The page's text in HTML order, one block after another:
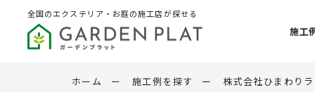
全国のエクステリア・お庭の施工店が探せる
施工
ホーム ー 施工例を探す ー 株式会社ひまわり